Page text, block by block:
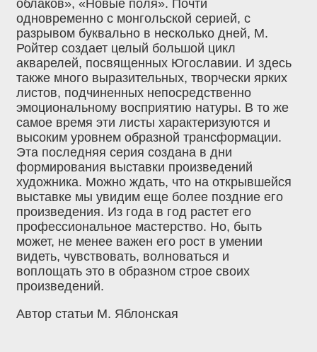
облаков», «Новые поля». Почти
одновременно с монгольской серией, с
разрывом буквально в несколько дней, М.
Ройтер создает целый большой цикл
акварелей, посвященных Югославии. И здесь
также много выразительных, творчески ярких
листов, подчиненных непосредственно
эмоциональному восприятию натуры. В то же
самое время эти листы характеризуются и
высоким уровнем образной трансформации.
Эта последняя серия создана в дни
формирования выставки произведений
художника. Можно ждать, что на открывшейся
выставке мы увидим еще более поздние его
произведения. Из года в год растет его
профессиональное мастерство. Но, быть
может, не менее важен его рост в умении
видеть, чувствовать, волноваться и
воплощать это в образном строе своих
произведений.
Автор статьи М. Яблонская